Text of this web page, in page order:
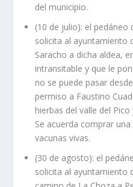
del municipio.
(10 de julio): el pedáneo
solicita al ayuntamiento
Saracho a dicha aldea,
intransitable y que le
no se puede pasar
permiso a Faustino
hierbas del valle del
Se acuerda comprar
vacunas vivas.
(30 de agosto): el
solicita al ayuntamiento